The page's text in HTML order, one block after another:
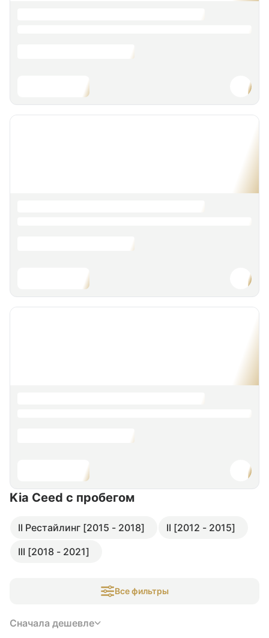
Kia Ceed с пробегом
II Рестайлинг [2015 - 2018]
II [2012 - 2015]
III [2018 - 2021]
Все фильтры
Сначала дешевле